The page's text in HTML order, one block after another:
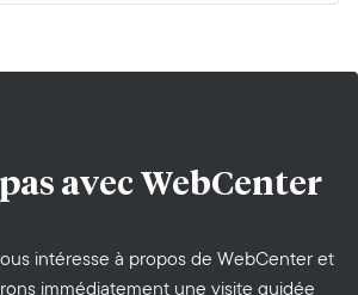
avec WebCenter
intéresse à propos de WebCenter et
immédiatement une visite guidée